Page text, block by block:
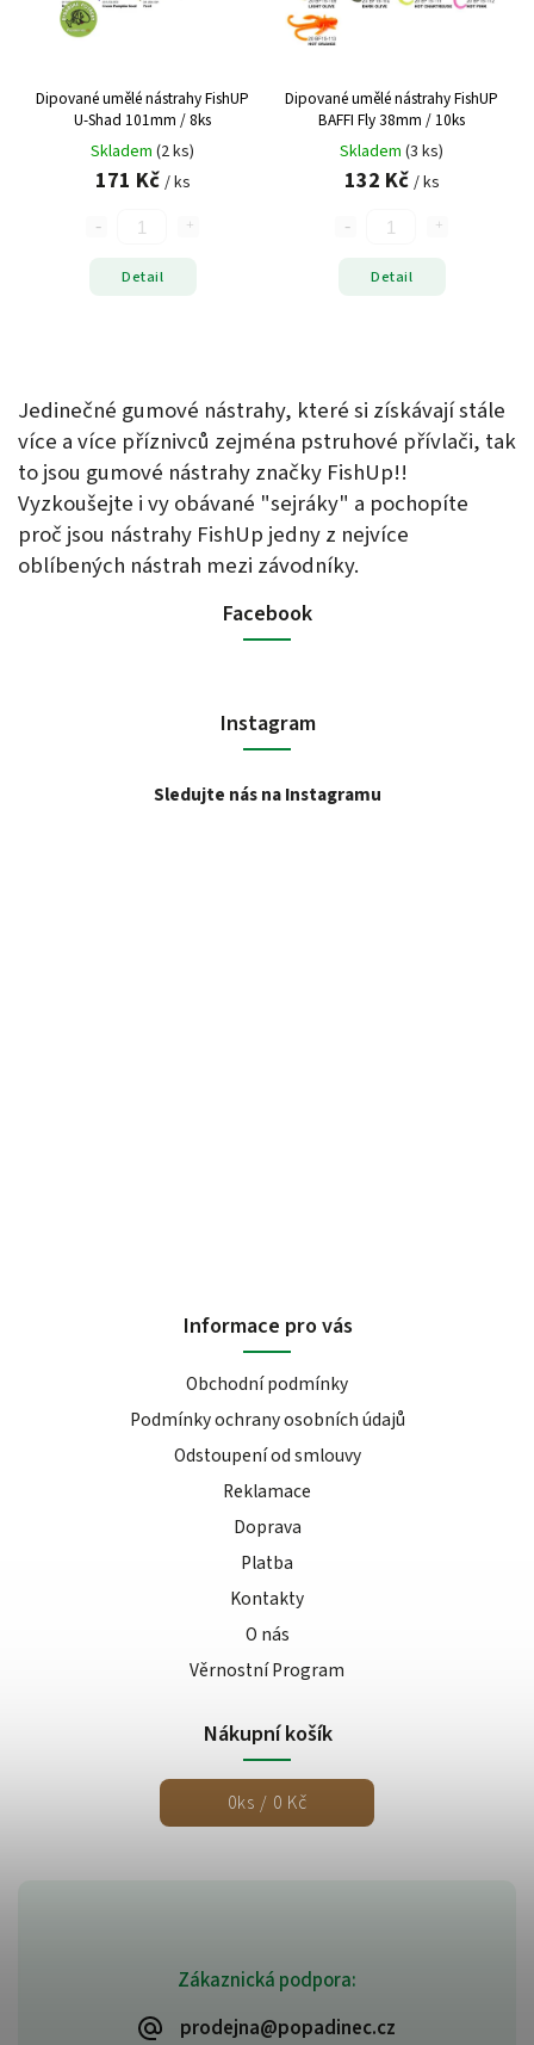
Dipované umělé nástrahy FishUP
U-Shad 101mm / 8ks
Skladem (2 ks)
171 Kč / ks
Detail
Dipované umělé nástrahy FishUP
BAFFI Fly 38mm / 10ks
Skladem (3 ks)
132 Kč / ks
Detail
Jedinečné gumové nástrahy, které si získávají stále
více a více příznivců zejména pstruhové přívlači, tak
to jsou gumové nástrahy značky FishUp!!
Vyzkoušejte i vy obávané "sejráky" a pochopíte
proč jsou nástrahy FishUp jedny z nejvíce
oblíbených nástrah mezi závodníky.
Zákaznická podpora:
prodejna@popadinec.cz
Facebook
Instagram
Sledujte nás na Instagramu
Informace pro vás
Obchodní podmínky
Podmínky ochrany osobních údajů
Odstoupení od smlouvy
Reklamace
Doprava
Platba
Kontakty
O nás
Věrnostní Program
Nákupní košík
0ks / 0 Kč